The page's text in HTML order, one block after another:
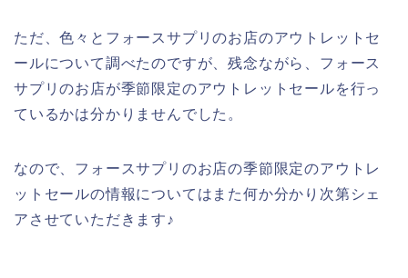
ただ、色々とフォースサプリのお店のアウトレットセ
ールについて調べたのですが、残念ながら、フォース
サプリのお店が季節限定のアウトレットセールを行っ
ているかは分かりませんでした。
なので、フォースサプリのお店の季節限定のアウトレ
ットセールの情報についてはまた何か分かり次第シェ
アさせていただきます♪